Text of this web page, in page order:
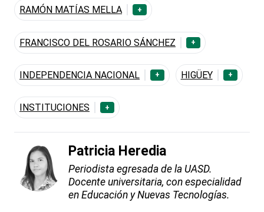
RAMÓN MATÍAS MELLA +
FRANCISCO DEL ROSARIO SÁNCHEZ +
INDEPENDENCIA NACIONAL + HIGÜEY +
INSTITUCIONES +
Patricia Heredia
Periodista egresada de la UASD.
Docente universitaria, con especialidad
en Educación y Nuevas Tecnologías.